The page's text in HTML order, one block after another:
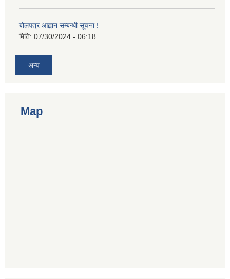
बोलपत्र आह्वान सम्बन्धी सूचना !
मिति: 07/30/2024 - 06:18
अन्य
Map